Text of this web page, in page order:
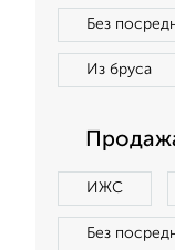
Без
Из бруса
ИЖС
Без